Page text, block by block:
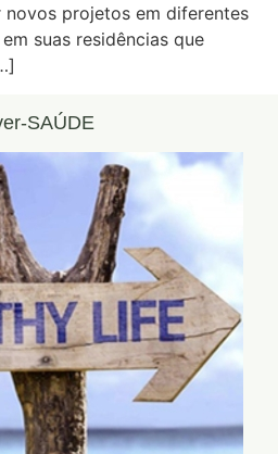
novos projetos em diferentes
suas residências que
SAÚDE